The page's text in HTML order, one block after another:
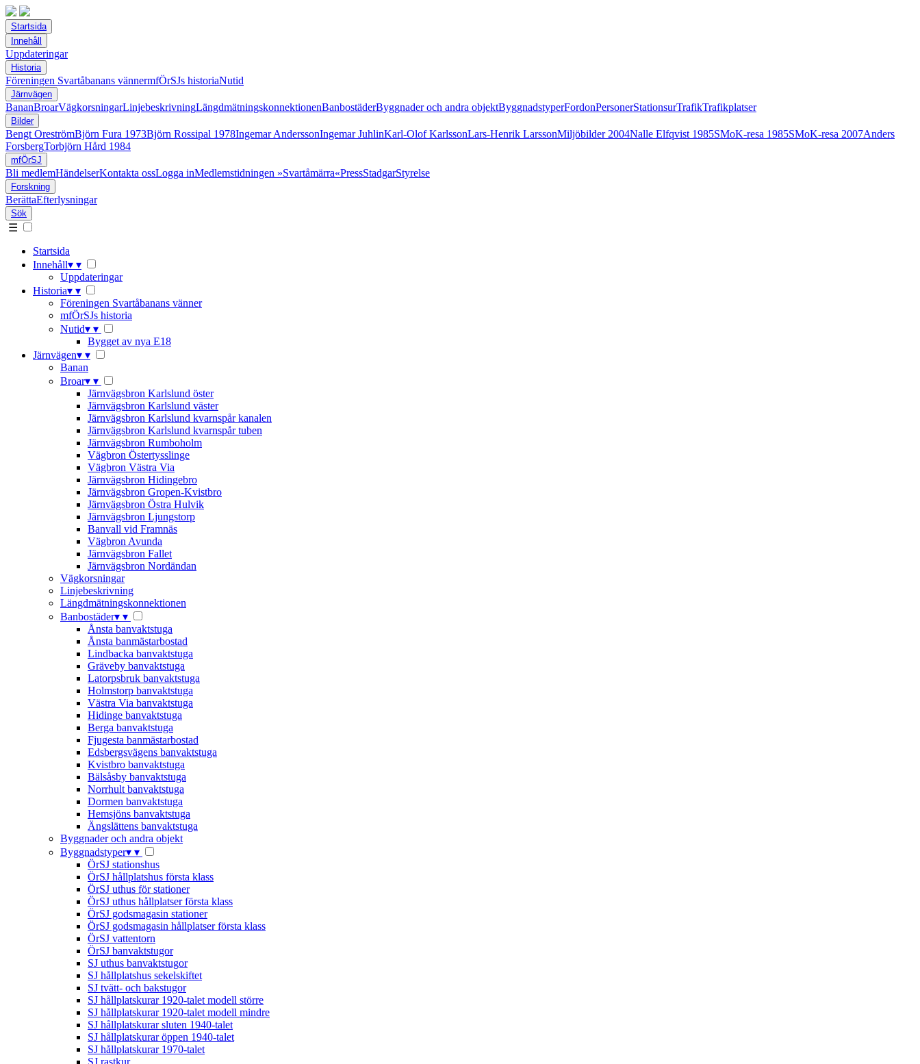
Startsida
Innehåll
Uppdateringar
Historia
Föreningen Svartåbanans vännermfÖrSJs historiaNutid
Järnvägen
BananBroarVägkorsningarLinjebeskrivningLängdmätningskonnektionenBanbostäderByggnader och andra objektByggnadstyperFordonPersonerStationsurTrafikTrafikplatser
Bilder
Bengt OreströmBjörn Fura 1973Björn Rossipal 1978Ingemar AnderssonIngemar JuhlinKarl-Olof KarlssonLars-Henrik LarssonMiljöbilder 2004Nalle Elfqvist 1985SMoK-resa 1985SMoK-resa 2007Anders
ForsbergTorbjörn Hård 1984
mfÖrSJ
Bli medlemHändelserKontakta ossLogga inMedlemstidningen »Svartåmärra«PressStadgarStyrelse
Forskning
BerättaEfterlysningar
Sök
☰
Startsida
Innehåll▾ ▾
Uppdateringar
Historia▾ ▾
Föreningen Svartåbanans vänner
mfÖrSJs historia
Nutid▾ ▾
Bygget av nya E18
Järnvägen▾ ▾
Banan
Broar▾ ▾
Järnvägsbron Karlslund öster
Järnvägsbron Karlslund väster
Järnvägsbron Karlslund kvarnspår kanalen
Järnvägsbron Karlslund kvarnspår tuben
Järnvägsbron Rumboholm
Vägbron Östertysslinge
Vägbron Västra Via
Järnvägsbron Hidingebro
Järnvägsbron Gropen-Kvistbro
Järnvägsbron Östra Hulvik
Järnvägsbron Ljungstorp
Banvall vid Framnäs
Vägbron Avunda
Järnvägsbron Fallet
Järnvägsbron Nordändan
Vägkorsningar
Linjebeskrivning
Längdmätningskonnektionen
Banbostäder▾ ▾
Ånsta banvaktstuga
Ånsta banmästarbostad
Lindbacka banvaktstuga
Gräveby banvaktstuga
Latorpsbruk banvaktstuga
Holmstorp banvaktstuga
Västra Via banvaktstuga
Hidinge banvaktstuga
Berga banvaktstuga
Fjugesta banmästarbostad
Edsbergsvägens banvaktstuga
Kvistbro banvaktstuga
Bälsåsby banvaktstuga
Norrhult banvaktstuga
Dormen banvaktstuga
Hemsjöns banvaktstuga
Ängslättens banvaktstuga
Byggnader och andra objekt
Byggnadstyper▾ ▾
ÖrSJ stationshus
ÖrSJ hållplatshus första klass
ÖrSJ uthus för stationer
ÖrSJ uthus hållplatser första klass
ÖrSJ godsmagasin stationer
ÖrSJ godsmagasin hållplatser första klass
ÖrSJ vattentorn
ÖrSJ banvaktstugor
SJ uthus banvaktstugor
SJ hållplatshus sekelskiftet
SJ tvätt- och bakstugor
SJ hållplatskurar 1920-talet modell större
SJ hållplatskurar 1920-talet modell mindre
SJ hållplatskurar sluten 1940-talet
SJ hållplatskurar öppen 1940-talet
SJ hållplatskurar 1970-talet
SJ rastkur